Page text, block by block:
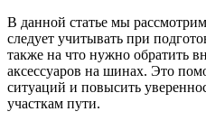
В данной статье мы
следует учитывать при
также на что нужно обратить
аксессуаров на шинах. Это
ситуаций и повысить
участкам пути.